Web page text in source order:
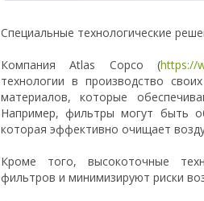
Специальные технологические
Компания Atlas Copco (https://
технологии в производство
материалов, которые
Например, фильтры могут быть
которая эффективно очищает
Кроме того, высокоточные
фильтров и минимизируют риски